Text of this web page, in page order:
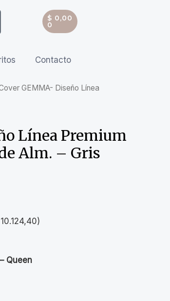
$ 0,00
0
Contacto
GEMMA- Diseño Línea
Línea Premium
Alm. – Gris
10.124,40)
Queen